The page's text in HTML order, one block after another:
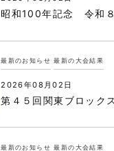
昭和100年記念 令和
最新のお知らせ 最新の大会結果
2026年08月02日
第４５回関東ブロック
最新のお知らせ 最新の大会結果